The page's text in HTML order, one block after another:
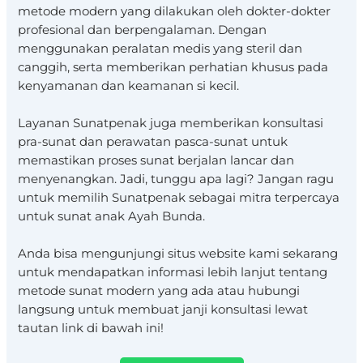
metode modern yang dilakukan oleh dokter-dokter
profesional dan berpengalaman. Dengan
menggunakan peralatan medis yang steril dan
canggih, serta memberikan perhatian khusus pada
kenyamanan dan keamanan si kecil.
Layanan Sunatpenak juga memberikan konsultasi
pra-sunat dan perawatan pasca-sunat untuk
memastikan proses sunat berjalan lancar dan
menyenangkan. Jadi, tunggu apa lagi? Jangan ragu
untuk memilih Sunatpenak sebagai mitra terpercaya
untuk sunat anak Ayah Bunda.
Anda bisa mengunjungi situs website kami sekarang
untuk mendapatkan informasi lebih lanjut tentang
metode sunat modern yang ada atau hubungi
langsung untuk membuat janji konsultasi lewat
tautan link di bawah ini!